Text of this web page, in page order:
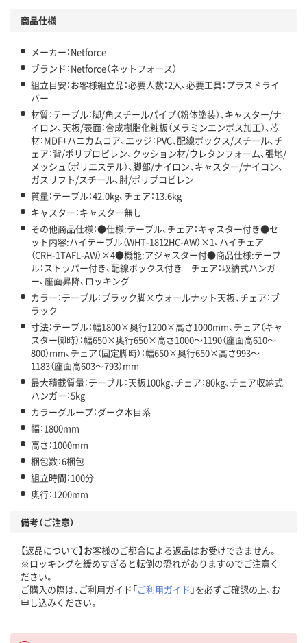
商品仕様
メーカー：Netforce
ブランド：Netforce（ネットフォース）
組立目安：お客様組立品：必要人数：2人、必要工具：プラスドライ
バー
材質：テーブル：脚/角スチールパイプ（粉体塗装）、キャスター/ナ
イロン、天板/表面：合成樹脂化粧板（メラミンエンボス加工）、芯
材：MDF+ハニカムコア、エッジ：PVC、配線ボックス/スチール、チ
ェア：背/ポリプロピレン、クッション材/ウレタンフォーム、張地/
メッシュ（ポリエステル）、脚部/ナイロン、キャスター/ナイロン、
ガスリフト/スチール、肘/ポリプロピレン
質量：テーブル：42.0kg、チェア：13.6kg
キャスター：キャスター無し
その他商品仕様：●仕様:テーブル、チェア：キャスター付き●セ
ット内容:ハイテーブル（WHT-1812HC-AW）×1、ハイチェア
（CRH-1TAFL-AW）×4●機能:アジャスター付●商品仕様:テーブ
ル：ストッパー付き、配線ボックス付き チェア：収納式ハンガ
ー、座面昇降、ロッキング
カラー：テーブル：ブラック脚×ウォールナット天板、チェア：ブ
ラック
寸法：テーブル：幅1800×奥行1200×高さ1000mm、チェア（キャ
スター脚時）：幅650×奥行650×高さ1000～1190（座面高610～
800）mm、チェア（固定脚時）：幅650×奥行650×高さ993～
1183（座面高603～793）mm
最大積載質量：テーブル：天板100kg、チェア：80kg、チェア収納式
ハンガー：5kg
カラーグループ：ダーク木目系
幅：1800mm
高さ：1000mm
梱包数：6梱包
組立時間：100分
奥行：1200mm
備考（ご注意）
【返品について】お客様のご都合による返品はお受けできません。
※ロッキングを緩めすぎると転倒の恐れがありますのでご注意く
ださい。
ご購入の際は、ご利用ガイド「ご利用ガイド 」を必ずご確認の上、お
申し込みください。